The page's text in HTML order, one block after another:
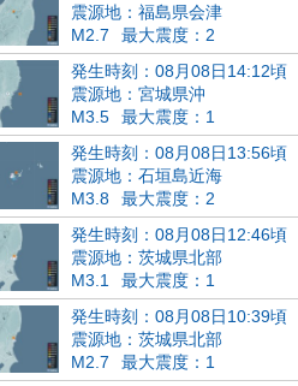
震源地：福島県会津
M2.7
最大震度：2
発生時刻：08月08日14:12頃
震源地：宮城県沖
M3.5
最大震度：1
発生時刻：08月08日13:56頃
震源地：石垣島近海
M3.8
最大震度：2
発生時刻：08月08日12:46頃
震源地：茨城県北部
M3.1
最大震度：1
発生時刻：08月08日10:39頃
震源地：茨城県北部
M2.7
最大震度：1